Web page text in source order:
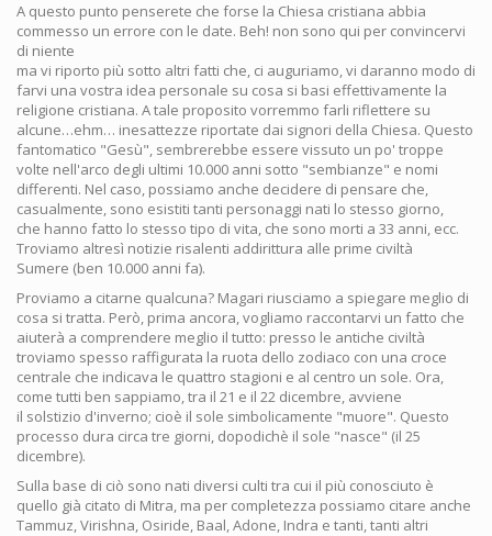
A questo punto penserete che forse la Chiesa cristiana abbia
commesso un errore con le date. Beh! non sono qui per convincervi
di niente
ma vi riporto più sotto altri fatti che, ci auguriamo, vi daranno modo di
farvi una vostra idea personale su cosa si basi effettivamente la
religione cristiana. A tale proposito vorremmo farli riflettere su
alcune…ehm… inesattezze riportate dai signori della Chiesa. Questo
fantomatico "Gesù", sembrerebbe essere vissuto un po' troppe
volte nell'arco degli ultimi 10.000 anni sotto "sembianze" e nomi
differenti. Nel caso, possiamo anche decidere di pensare che,
casualmente, sono esistiti tanti personaggi nati lo stesso giorno,
che hanno fatto lo stesso tipo di vita, che sono morti a 33 anni, ecc.
Troviamo altresì notizie risalenti addirittura alle prime civiltà
Sumere (ben 10.000 anni fa).
Proviamo a citarne qualcuna? Magari riusciamo a spiegare meglio di
cosa si tratta. Però, prima ancora, vogliamo raccontarvi un fatto che
aiuterà a comprendere meglio il tutto: presso le antiche civiltà
troviamo spesso raffigurata la ruota dello zodiaco con una croce
centrale che indicava le quattro stagioni e al centro un sole. Ora,
come tutti ben sappiamo, tra il 21 e il 22 dicembre, avviene
il solstizio d'inverno; cioè il sole simbolicamente "muore". Questo
processo dura circa tre giorni, dopodichè il sole "nasce" (il 25
dicembre).
Sulla base di ciò sono nati diversi culti tra cui il più conosciuto è
quello già citato di Mitra, ma per completezza possiamo citare anche
Tammuz, Virishna, Osiride, Baal, Adone, Indra e tanti, tanti altri